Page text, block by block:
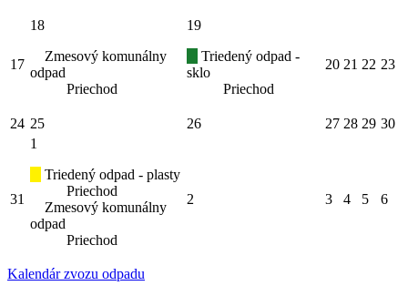
17
18
Zmesový komunálny
odpad
Priechod
19
Triedený odpad -
sklo
Priechod
20 21 22 23
24 25 26 27 28 29 30
31
1
Triedený odpad - plasty
Priechod
Zmesový komunálny
odpad
Priechod
2 3 4 5 6
Kalendár zvozu odpadu